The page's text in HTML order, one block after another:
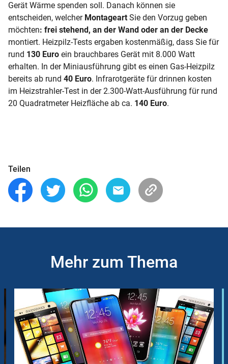
Gerät Wärme spenden soll. Danach können sie
entscheiden, welcher Montageart Sie den Vorzug geben
möchten: frei stehend, an der Wand oder an der Decke
montiert. Heizpilz-Tests ergaben kostenmäßig, dass Sie für
rund 130 Euro ein brauchbares Gerät mit 8.000 Watt
erhalten. In der Miniausführung gibt es einen Gas-Heizpilz
bereits ab rund 40 Euro. Infrarotgeräte für drinnen kosten
im Heizstrahler-Test in der 2.300-Watt-Ausführung für rund
20 Quadratmeter Heizfläche ab ca. 140 Euro.
Teilen
Mehr zum Thema
Instructions